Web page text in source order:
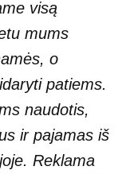
visą
mums
o
patiems.
naudotis,
ir pajamas iš
Reklama